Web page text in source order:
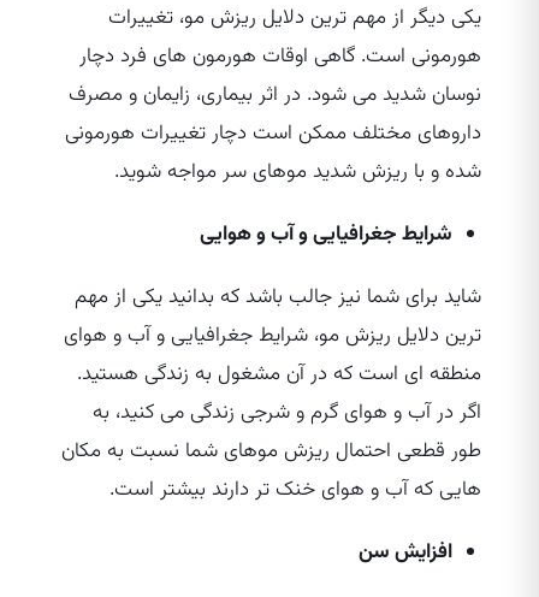
یکی دیگر از مهم‌ ترین دلایل ریزش مو، تغییرات
هورمونی است. گاهی اوقات هورمون‌ های فرد دچار
نوسان شدید می‌ شود. در اثر بیماری، زایمان و مصرف
داروهای مختلف ممکن است دچار تغییرات هورمونی
شده و با ریزش شدید موهای سر مواجه شوید.
شرایط جغرافیایی و آب و هوایی
شاید برای شما نیز جالب باشد که بدانید یکی از مهم‌
ترین دلایل ریزش مو، شرایط جغرافیایی و آب و هوای
منطقه‌ ای است که در آن مشغول به زندگی هستید.
اگر در آب و هوای گرم و شرجی زندگی می‌ کنید، به
طور قطعی احتمال ریزش موهای شما نسبت به مکان‌
هایی که آب و هوای خنک‌ تر دارند بیشتر است.
افزایش سن